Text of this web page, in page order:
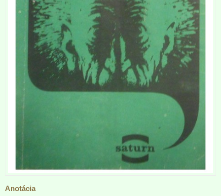
Anotácia